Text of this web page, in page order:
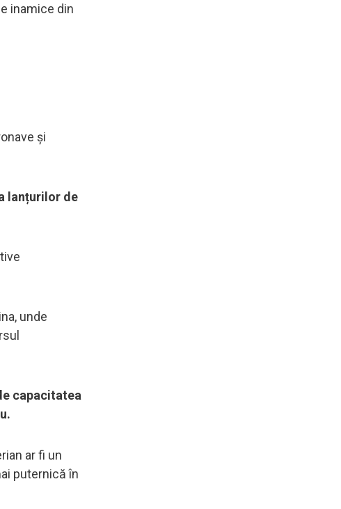
inamice din
și
lanțurilor de
unde
capacitatea
ar fi un
puternică în